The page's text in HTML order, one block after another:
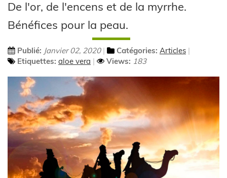
De l'or, de l'encens et de la myrrhe.
Bénéfices pour la peau.
Publié: Janvier 02, 2020 Catégories: Articles
Etiquettes: aloe vera Views: 183